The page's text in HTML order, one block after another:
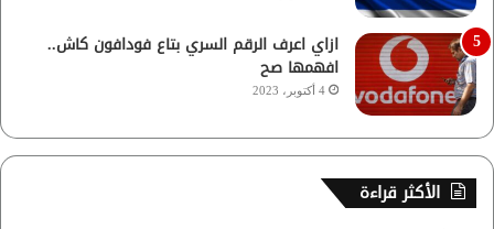
ازاي اعرف الرقم السري بتاع فودافون كاش..
افهمها صح
4 أكتوبر، 2023
الأكثر قراءة